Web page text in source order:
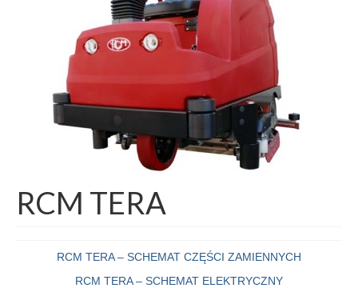
ZGŁOŚ SERWIS
RCM TERA
RCM TERA – SCHEMAT CZĘŚCI ZAMIENNYCH
RCM TERA – SCHEMAT ELEKTRYCZNY